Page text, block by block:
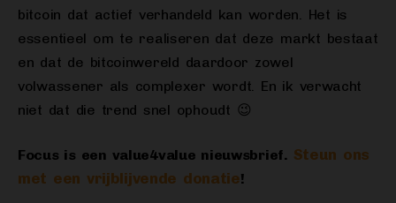
bitcoin dat actief verhandeld kan worden. Het is
essentieel om te realiseren dat deze markt bestaat
en dat de bitcoinwereld daardoor zowel
volwassener als complexer wordt. En ik verwacht
niet dat die trend snel ophoudt 😉
Focus is een value4value nieuwsbrief. Steun ons
met een vrijblijvende donatie!